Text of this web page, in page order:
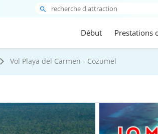
Début Prestations
Vol Playa del Carmen - Cozumel